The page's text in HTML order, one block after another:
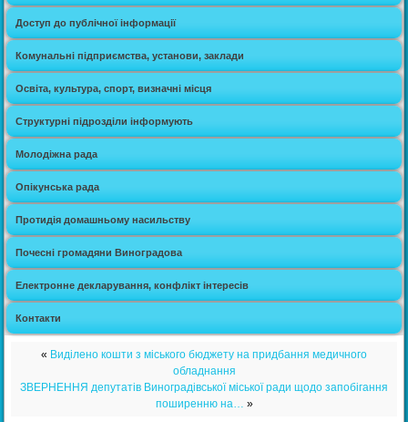
Доступ до публічної інформації
Комунальні підприємства, установи, заклади
Освіта, культура, спорт, визначні місця
Структурні підрозділи інформують
Молодіжна рада
Опікунська рада
Протидія домашньому насильству
Почесні громадяни Виноградова
Електронне декларування, конфлікт інтересів
Контакти
« Виділено кошти з міського бюджету на придбання медичного
обладнання
ЗВЕРНЕННЯ депутатів Виноградівської міської ради щодо запобігання
поширенню на… »